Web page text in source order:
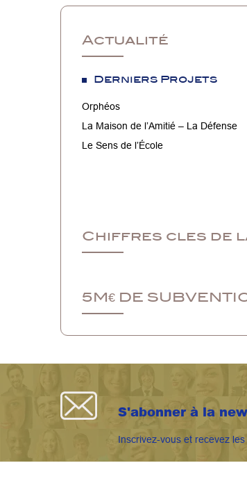
Actualité
Derniers Projets
Orphéos
La Maison de l’Amitié – La Défense
Le Sens de l’École
Chiffres cles de
5M€ DE
S'abonner à la
Inscrivez-vous et recevez